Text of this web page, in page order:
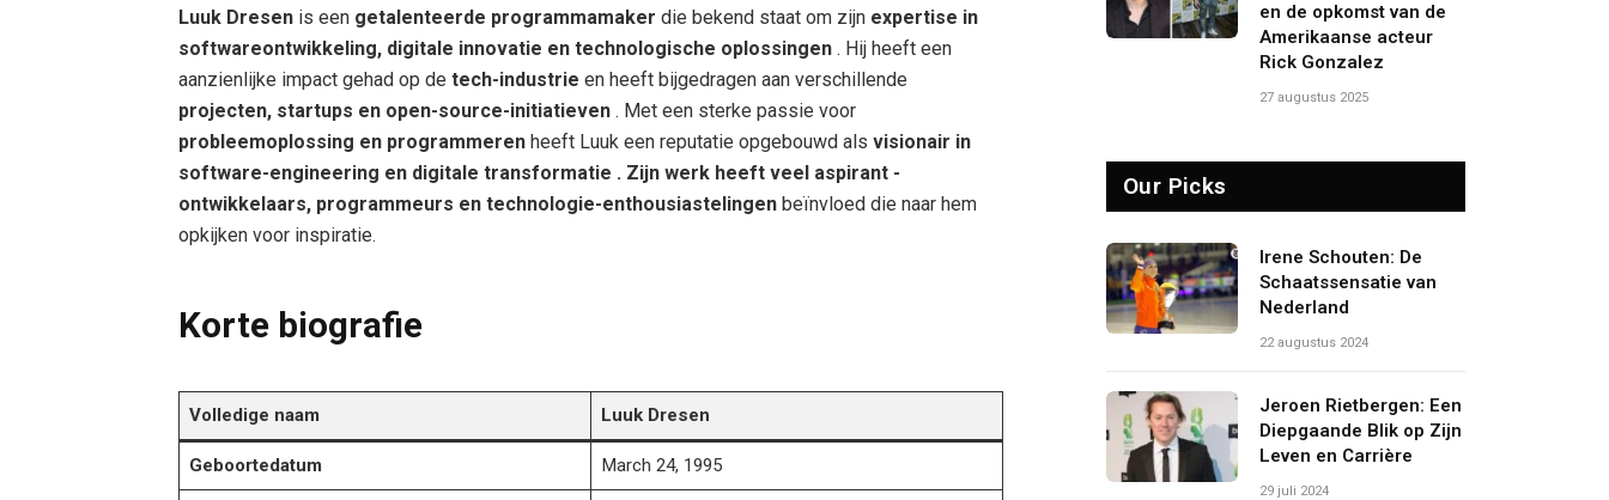
Luuk Dresen is een getalenteerde programmamaker die bekend staat om zijn expertise in
softwareontwikkeling, digitale innovatie en technologische oplossingen . Hij heeft een
aanzienlijke impact gehad op detech-industrie en heeft bijgedragen aan verschillende
projecten, startups en open-source-initiatieven . Met een sterke passie voor
probleemoplossing en programmeren heeft Luuk een reputatie opgebouwd alsvisionair in
software-engineering en digitale transformatie . Zijn werk heeft veel aspirant -
ontwikkelaars, programmeurs en technologie-enthousiastelingen beïnvloed die naar hem
opkijken voor inspiratie.
Korte biografie
Volledige naam Luuk Dresen
Geboortedatum March 24, 1995
en de opkomst van de
Amerikaanse acteur
Rick Gonzalez
27 augustus 2025
Our Picks
Irene Schouten: De
Schaatssensatie van
Nederland
22 augustus 2024
Jeroen Rietbergen: Een
Diepgaande Blik op Zijn
Leven en Carrière
29 juli 2024